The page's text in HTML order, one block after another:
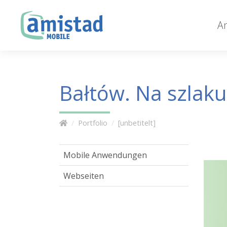
Bałtów. Na
Portfolio [unbetitelt]
Mobile Anwendungen
Webseiten